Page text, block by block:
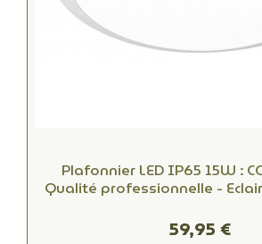
Plafonnier LED IP65 15W :
Qualité professionnelle -
59,95 €